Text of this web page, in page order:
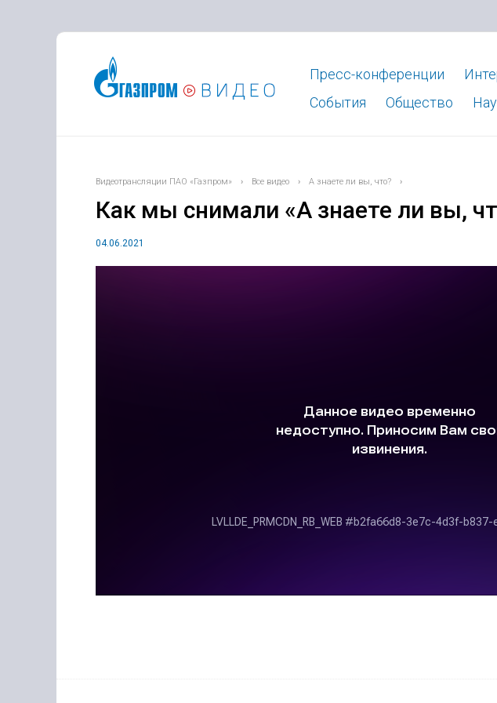
Пресс-конференции
События
Общество
Видеотрансляции ПАО «Газпром» › Все видео › А знаете ли вы, что? ›
Как мы снимали «А знаете ли вы,
04.06.2021